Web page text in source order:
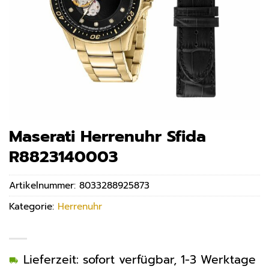
Maserati Herrenuhr Sfida
R8823140003
Lieferzeit: sofort verfügbar, 1-3 Werktage
Artikelnummer: 8033288925873
Kategorie: Herrenuhr